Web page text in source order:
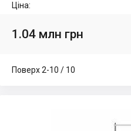
Ціна:
1.04 млн грн
Поверх 2-10 / 10